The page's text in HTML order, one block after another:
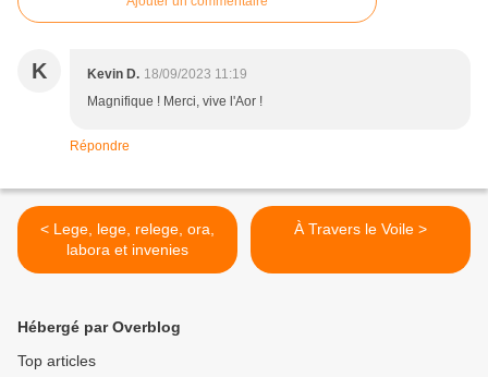
K Kevin D. 18/09/2023 11:19
Magnifique ! Merci, vive l'Aor !
Répondre
< Lege, lege, relege, ora,
labora et invenies
À Travers le Voile >
Hébergé par Overblog
Top articles